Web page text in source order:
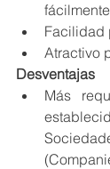
Facilidad
Atractivo
Desventajas
Más